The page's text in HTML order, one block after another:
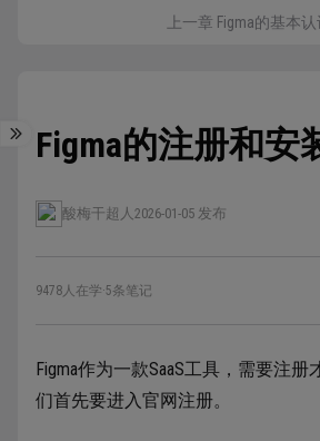
上一章 Figma的基本认
Figma的注册和安
酸梅干超人 2026-01-05 发布
9478人在学·5条笔记
Figma作为一款SaaS工具，需要注
们首先要进入官网注册。